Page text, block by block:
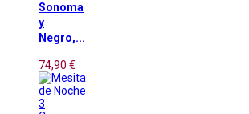
Sonoma
y
Negro,...
74,90 €